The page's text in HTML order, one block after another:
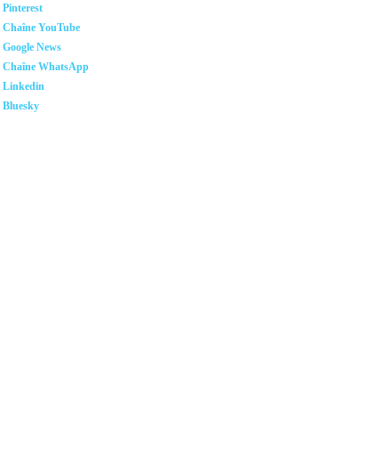
Pinterest
Chaîne YouTube
Google News
Chaîne WhatsApp
Linkedin
Bluesky